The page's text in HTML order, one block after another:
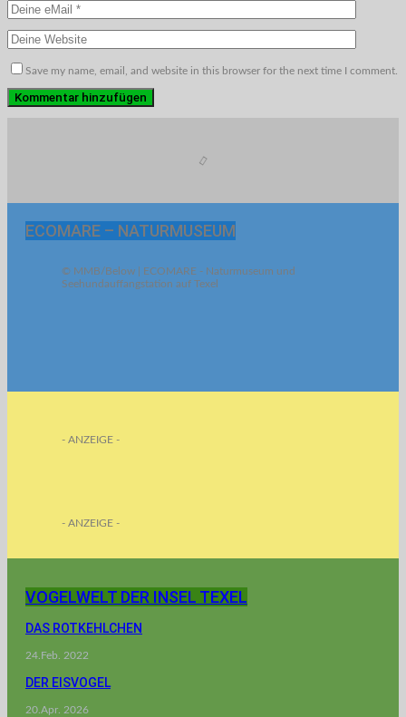
Save my name, email, and website in this browser for the next time I comment.
ECOMARE – NATURMUSEUM
© MMB/Below | ECOMARE - Naturmuseum und
Seehundauffangstation auf Texel
- ANZEIGE -
- ANZEIGE -
VOGELWELT DER INSEL TEXEL
DAS ROTKEHLCHEN
24.Feb. 2022
DER EISVOGEL
20.Apr. 2026